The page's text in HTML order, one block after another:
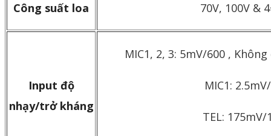
Công suất loa 70V, 100V &
Input độ
nhạy/trở kháng
MIC1, 2, 3: 5mV/600 ,
MIC1:
TEL: